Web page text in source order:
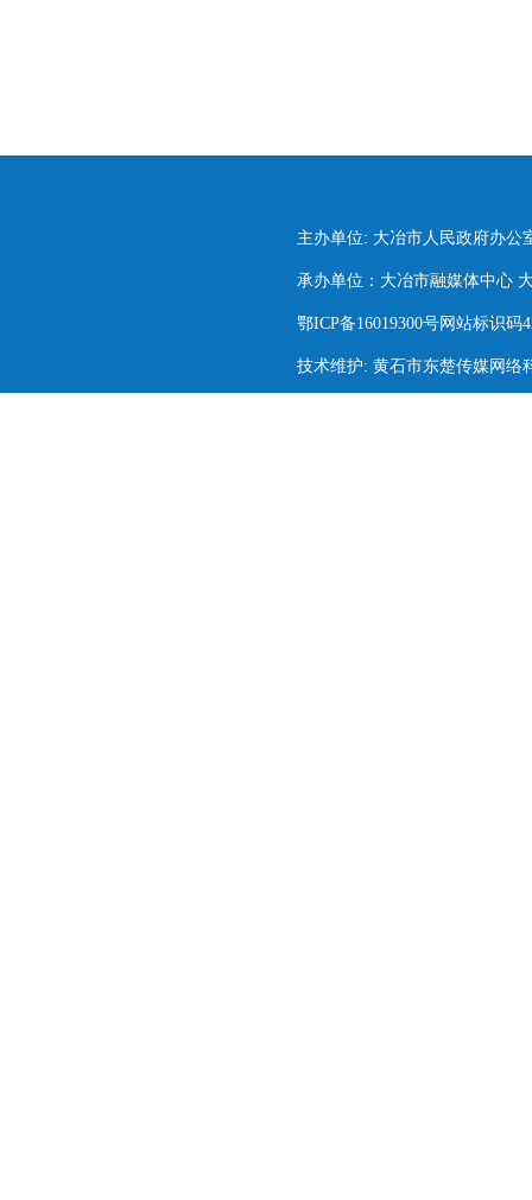
主办单位: 大冶市人民政府办公
承办单位：大冶市融媒体中心
鄂ICP备16019300号网站标识码
技术维护: 黄石市东楚传媒网络